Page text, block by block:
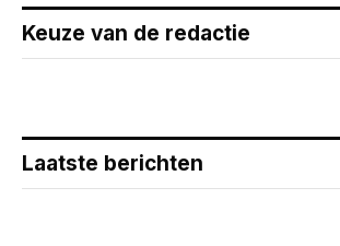
Keuze van de redactie
Laatste berichten